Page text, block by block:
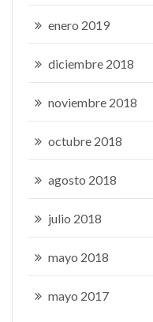
enero 2019
diciembre 2018
noviembre 2018
octubre 2018
agosto 2018
julio 2018
mayo 2018
mayo 2017